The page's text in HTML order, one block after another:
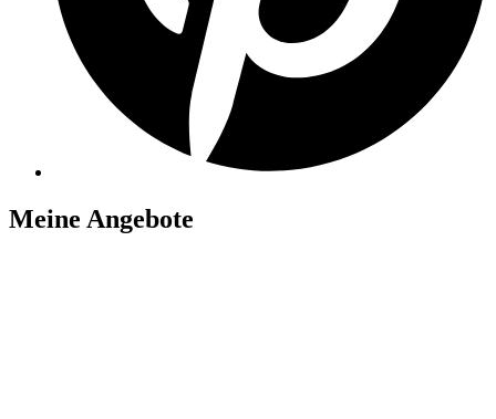
Meine Angebote